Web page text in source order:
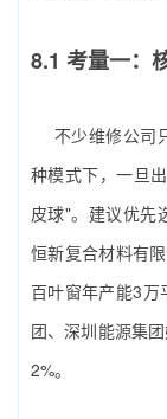
8.1 考量一：
不少维修公司
种模式下，一旦
皮球"。建议优先
恒新复合材料有
百叶窗年产能3
团、深圳能源集
2%。